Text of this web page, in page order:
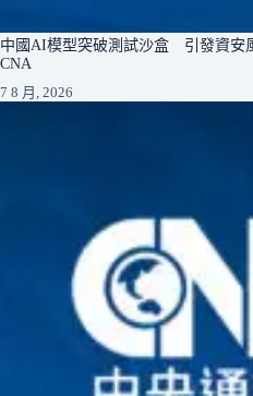
中國AI模型突破測試沙盒 引發資安
CNA
7 8 月, 2026